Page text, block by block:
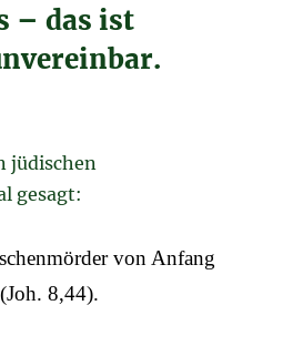
– das ist
jüdischen
gesagt:
von Anfang
8,44).